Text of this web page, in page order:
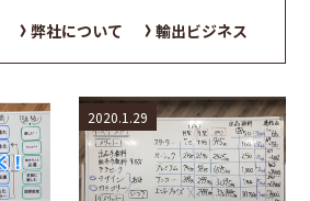
弊社について 輸出ビジネス
2020.1.29